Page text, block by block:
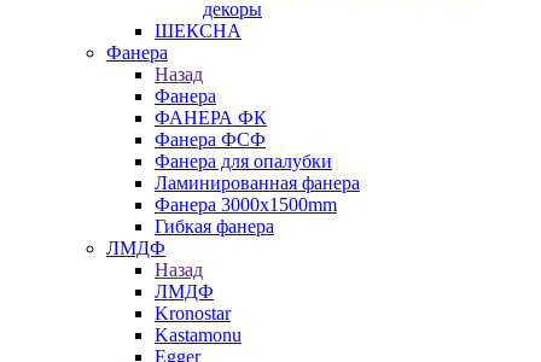
декоры
ШЕКСНА
Фанера
Назад
Фанера
ФАНЕРА ФК
Фанера ФСФ
Фанера для опалубки
Ламинированная фанера
Фанера 3000х1500mm
Гибкая фанера
ЛМДФ
Назад
ЛМДФ
Kronostar
Kastamonu
Egger